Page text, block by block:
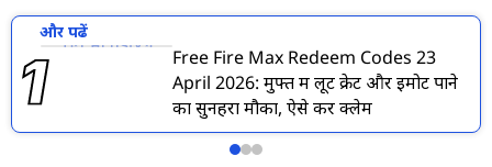
और पढें
Free Fire Max Redeem Codes 23
April 2026: मुफ्त में लूट क्रेट और इमोट पाने
का सुनहरा मौका, ऐसे करें क्लेम